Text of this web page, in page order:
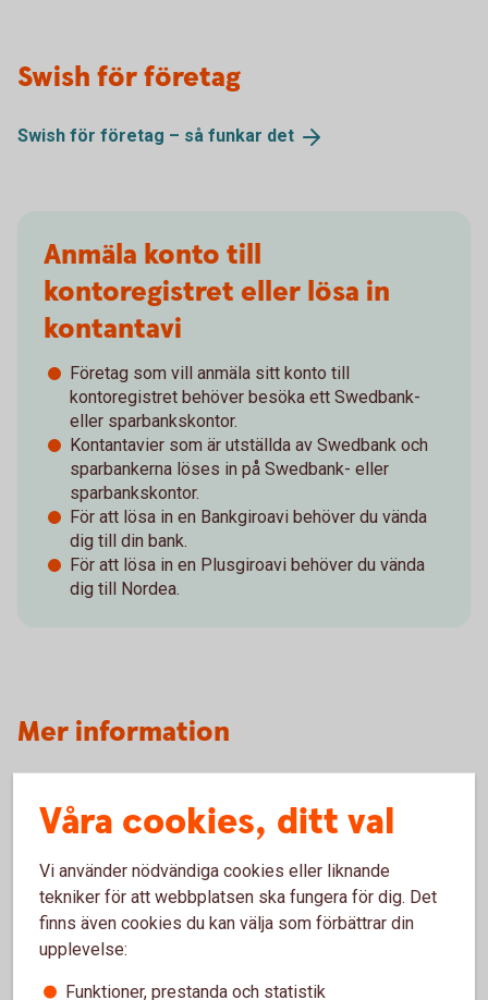
Swish för företag
Swish för företag – så funkar det
Anmäla konto till
kontoregistret eller lösa in
kontantavi
Företag som vill anmäla sitt konto till
kontoregistret behöver besöka ett Swedbank-
eller sparbankskontor.
Kontantavier som är utställda av Swedbank och
sparbankerna löses in på Swedbank- eller
sparbankskontor.
För att lösa in en Bankgiroavi behöver du vända
dig till din bank.
För att lösa in en Plusgiroavi behöver du vända
dig till Nordea.
Mer information
Våra kort
Våra cookies, ditt val
Vi använder nödvändiga cookies eller liknande
tekniker för att webbplatsen ska fungera för dig. Det
finns även cookies du kan välja som förbättrar din
upplevelse:
Funktioner, prestanda och statistik